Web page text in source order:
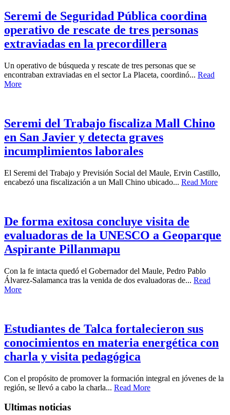
Seremi de Seguridad Pública coordina
operativo de rescate de tres personas
extraviadas en la precordillera
Un operativo de búsqueda y rescate de tres personas que se
encontraban extraviadas en el sector La Placeta, coordinó... Read
More
Seremi del Trabajo fiscaliza Mall Chino
en San Javier y detecta graves
incumplimientos laborales
El Seremi del Trabajo y Previsión Social del Maule, Ervin Castillo,
encabezó una fiscalización a un Mall Chino ubicado... Read More
De forma exitosa concluye visita de
evaluadoras de la UNESCO a Geoparque
Aspirante Pillanmapu
Con la fe intacta quedó el Gobernador del Maule, Pedro Pablo
Álvarez-Salamanca tras la venida de dos evaluadoras de... Read
More
Estudiantes de Talca fortalecieron sus
conocimientos en materia energética con
charla y visita pedagógica
Con el propósito de promover la formación integral en jóvenes de la
región, se llevó a cabo la charla... Read More
Ultimas noticias